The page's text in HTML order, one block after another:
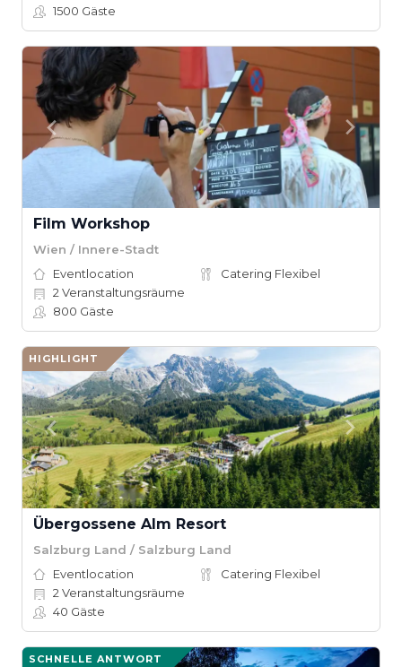
1500 Gäste
Film Workshop
Wien / Innere-Stadt
Eventlocation
Catering Flexibel
2 Veranstaltungsräume
800 Gäste
HIGHLIGHT
Übergossene Alm Resort
Salzburg Land / Salzburg Land
Eventlocation
Catering Flexibel
2 Veranstaltungsräume
40 Gäste
SCHNELLE ANTWORT